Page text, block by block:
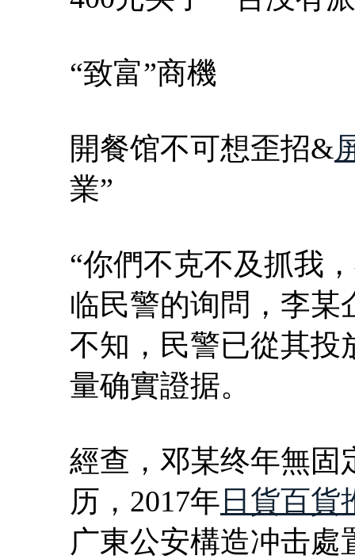
“致富”商機
開餐馆不可想歪招&
業”
“你們不克不及抓我
临民警的询問，李某
不知，民警已從其投
量确實證据。
經查，邓某终年無固
历，2017年 日貨百貨
广東公安構造冲击處